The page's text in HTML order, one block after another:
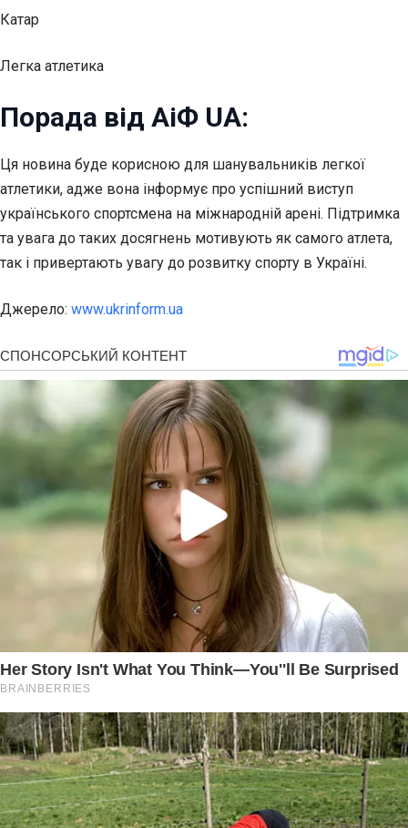
Катар
Легка атлетика
Порада від АіФ UA:
Ця новина буде корисною для шанувальників легкої
атлетики, адже вона інформує про успішний виступ
українського спортсмена на міжнародній арені. Підтримка
та увага до таких досягнень мотивують як самого атлета,
так і привертають увагу до розвитку спорту в Україні.
Джерело: www.ukrinform.ua